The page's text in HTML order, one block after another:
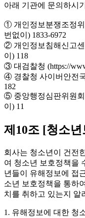
아래 기관에 문의하시
① 개인정보분쟁조정위
번없이) 1833-6972
② 개인정보침해신고센
이) 118
③ 대검찰청 (https://
④ 경찰청 사이버안전
182
⑤ 중앙행정심판위원회
이) 11
제10조 [청소년
회사는 청소년이 건전
여 청소년 보호정책을
년들이 유해정보에 접
소년 보호정책을 통하
치를 취하고 있는지 알
1. 유해정보에 대한 청